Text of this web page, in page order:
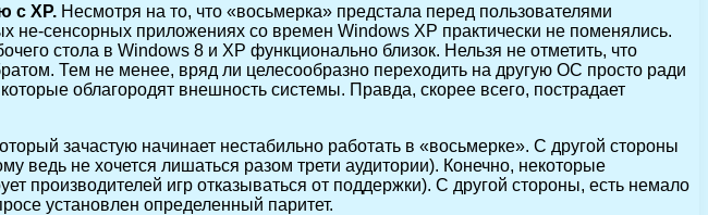
с XP. Несмотря на то, что «восьмерка» предстала перед пользователями
сенсорных приложениях со времен Windows XP практически не поменялись.
стола в Windows 8 и XP функционально близок. Нельзя не отметить, что
Тем не менее, вряд ли целесообразно переходить на другую ОС просто ради
облагородят внешность системы. Правда, скорее всего, пострадает
зачастую начинает нестабильно работать в «восьмерке». С другой стороны
ведь не хочется лишаться разом трети аудитории). Конечно, некоторые
производителей игр отказываться от поддержки). С другой стороны, есть немало
установлен определенный паритет.